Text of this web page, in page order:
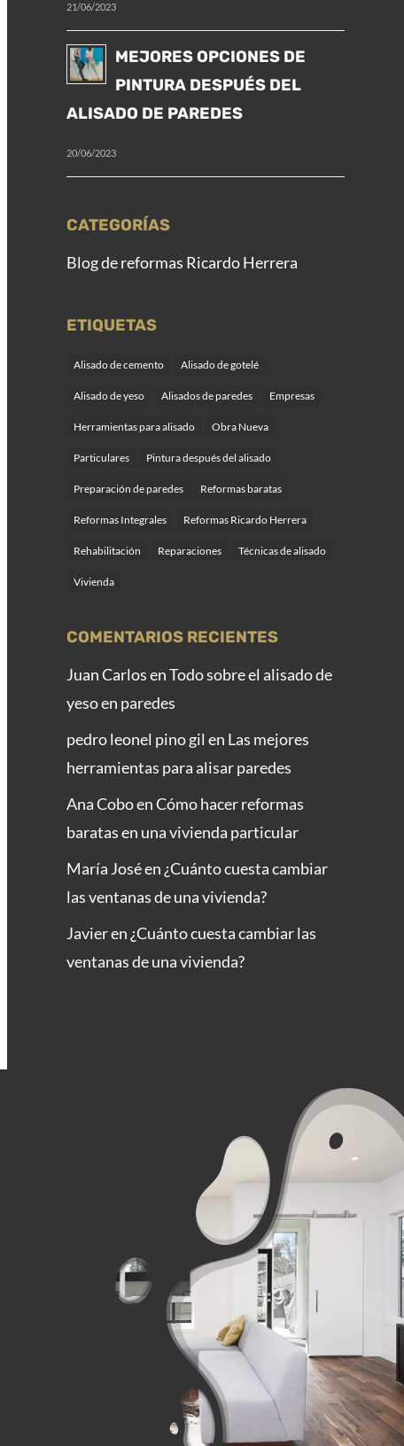
21/06/2023
MEJORES OPCIONES DE
PINTURA DESPUÉS DEL
ALISADO DE PAREDES
20/06/2023
CATEGORÍAS
Blog de reformas Ricardo Herrera
ETIQUETAS
Alisado de cemento Alisado de gotelé
Alisado de yeso Alisados de paredes Empresas
Herramientas para alisado Obra Nueva
Particulares Pintura después del alisado
Preparación de paredes Reformas baratas
Reformas Integrales Reformas Ricardo Herrera
Rehabilitación Reparaciones Técnicas de alisado
Vivienda
COMENTARIOS RECIENTES
Juan CarlosenTodo sobre el alisado de
yeso en paredes
pedro leonel pino gil en Las mejores
herramientas para alisar paredes
Ana CoboenCómo hacer reformas
baratas en una vivienda particular
María Joséen ¿Cuánto cuesta cambiar
las ventanas de una vivienda?
Javieren ¿Cuánto cuesta cambiar las
ventanas de una vivienda?